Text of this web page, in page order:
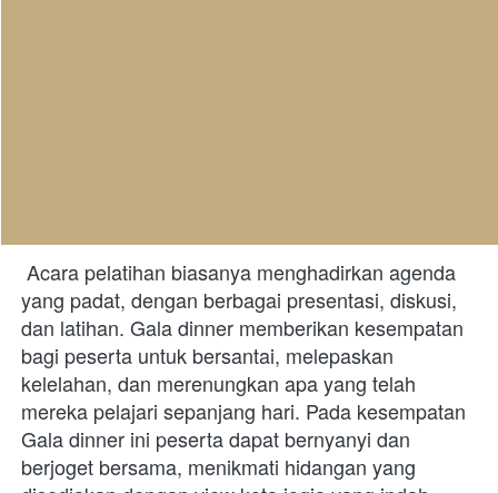
yang padat, dengan berbagai presentasi, diskusi,
dan latihan. Gala dinner memberikan kesempatan
bagi peserta untuk bersantai, melepaskan
kelelahan, dan merenungkan apa yang telah
mereka pelajari sepanjang hari. Pada kesempatan
Gala dinner ini peserta dapat bernyanyi dan
berjoget bersama, menikmati hidangan yang